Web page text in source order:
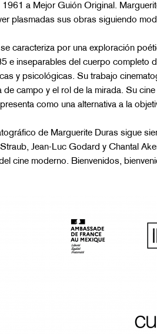
a Mejor Guión Original.
plasmadas sus obras siguiendo
caracteriza por una exploración
e inseparables del cuerpo completo
y psicológicas. Su trabajo
de campo y el rol de la mirada. Su
como una alternativa a la
de Marguerite Duras sigue
Straub, Jean-Luc Godard y Chantal
cine moderno. Bienvenidos,